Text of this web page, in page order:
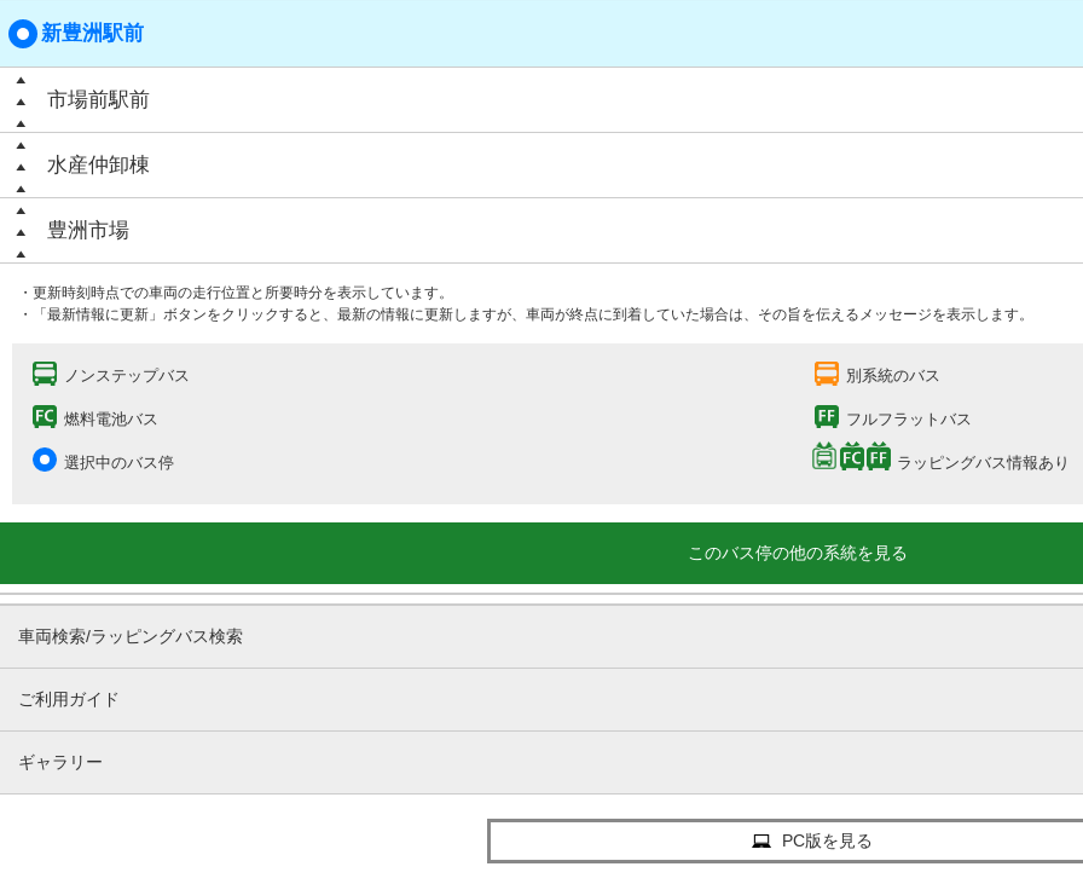
新豊洲駅前
市場前駅前
水産仲卸棟
豊洲市場
・更新時刻時点での車両の走行位置と所要時分を表示しています。
・「最新情報に更新」ボタンをクリックすると、最新の情報に更新しますが、車両が終点に到着していた場合は、その旨を伝えるメッセージを表示します。
ノンステップバス 別系統のバス
燃料電池バス フルフラットバス
選択中のバス停 ラッピングバス情報あり
このバス停の他の系統を見る
車両検索/ラッピングバス検索
ご利用ガイド
ギャラリー
PC版を見る